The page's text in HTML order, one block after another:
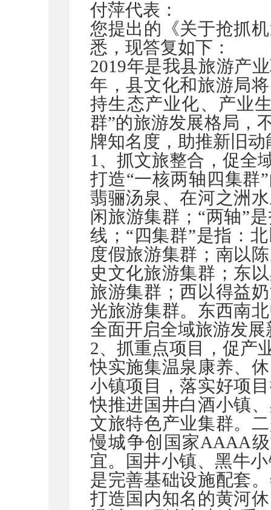
付萍代表：
您提出的《关于抢抓
悉，现答复如下：
2019年是我县旅游产
年，县文化和旅游局
持生态产业化、产业
群”的旅游发展格局，
牌知名度，助推新旧
1、抓文旅整合，促全
打造“一核两轴四集群
翡骊汤泉、在河之洲
闲旅游集群；“两轴”
线；“四集群”是指：
度假旅游集群；南以
史文化旅游集群；东
旅游集群；西以得益
光旅游集群。东西南
全面开启全域旅游发展
2、抓重点项目，促产
快实施集温泉康养、
小镇项目，落实好项
快推进国井白酒小镇
文旅特色产业集群。
慢城争创国家AAAA
宜。国井小镇、黑牛
是完善基础设施配套
打造国内知名的黄河